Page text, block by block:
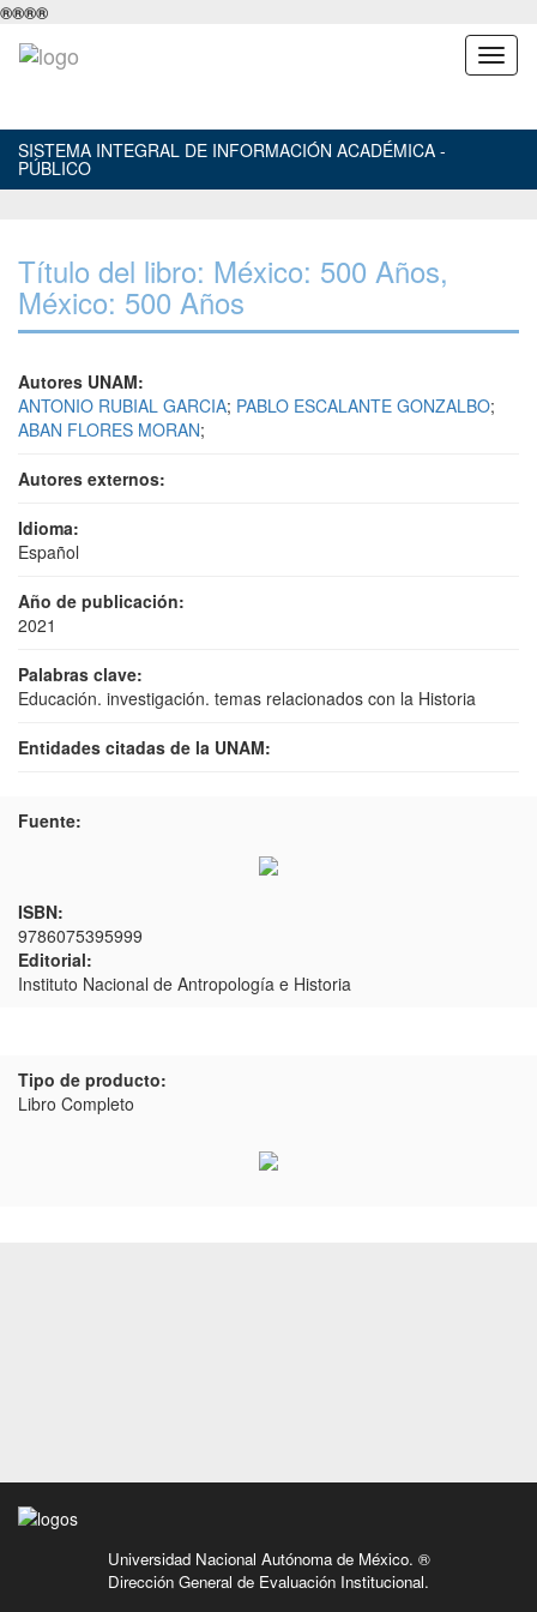
®®®®
SISTEMA INTEGRAL DE INFORMACIÓN ACADÉMICA -
PÚBLICO
Título del libro: México: 500 Años,
México: 500 Años
Autores UNAM:
ANTONIO RUBIAL GARCIA; PABLO ESCALANTE GONZALBO;
ABAN FLORES MORAN;
Autores externos:
Idioma:
Español
Año de publicación:
2021
Palabras clave:
Educación. investigación. temas relacionados con la Historia
Entidades citadas de la UNAM:
Fuente:
ISBN:
9786075395999
Editorial:
Instituto Nacional de Antropología e Historia
Tipo de producto:
Libro Completo
Universidad Nacional Autónoma de México. ®
Dirección General de Evaluación Institucional.